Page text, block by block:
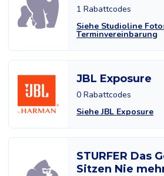
1 Rabattcodes
Siehe Studioline
Terminvereinbarung
JBL Exposure
0 Rabattcodes
Siehe JBL Exposure
STURFER Das
Sitzen Nie